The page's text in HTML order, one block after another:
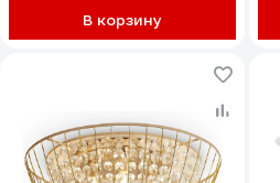
В корзину